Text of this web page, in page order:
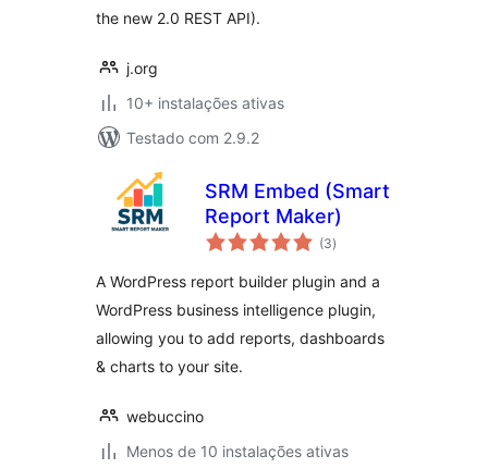
the new 2.0 REST API).
j.org
10+ instalações ativas
Testado com 2.9.2
SRM Embed (Smart
Report Maker)
(3avaliações
totais
)
A WordPress report builder plugin and a
WordPress business intelligence plugin,
allowing you to add reports, dashboards
& charts to your site.
webuccino
Menos de 10 instalações ativas